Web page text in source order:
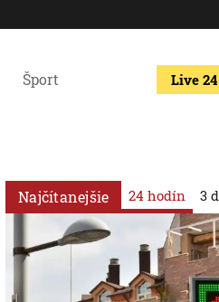
Šport Live 24
Najčítanejšie 24 hodín 3